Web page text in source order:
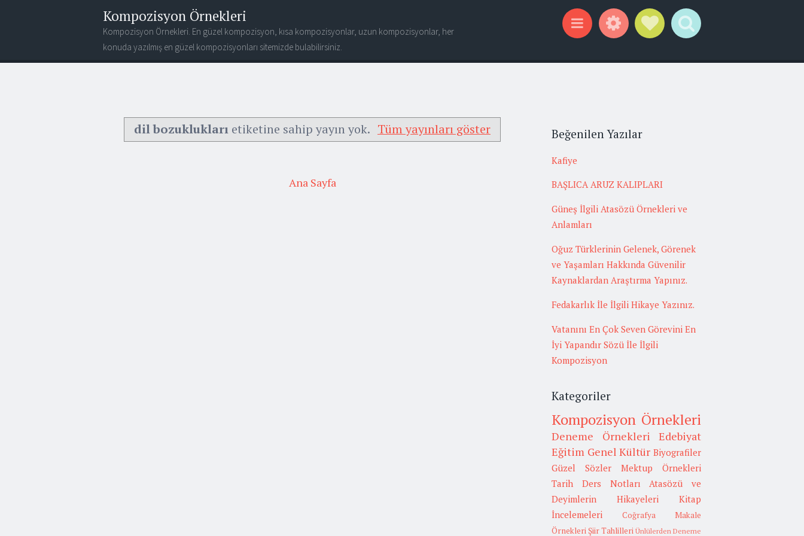
Kompozisyon Örnekleri
Kompozisyon Örnekleri. En güzel kompozisyon, kısa kompozisyonlar, uzun kompozisyonlar, her
konuda yazılmış en güzel kompozisyonları sitemizde bulabilirsiniz.
dil bozuklukları etiketine sahip yayın yok. Tüm yayınları göster
Ana Sayfa
Beğenilen Yazılar
Kafiye
BAŞLICA ARUZ KALIPLARI
Güneş İlgili Atasözü Örnekleri ve
Anlamları
Oğuz Türklerinin Gelenek, Görenek
ve Yaşamları Hakkında Güvenilir
Kaynaklardan Araştırma Yapınız.
Fedakarlık İle İlgili Hikaye Yazınız.
Vatanını En Çok Seven Görevini En
İyi Yapandır Sözü İle İlgili
Kompozisyon
Kategoriler
Kompozisyon Örnekleri
Deneme Örnekleri
Edebiyat
Eğitim Genel Kültür Biyografiler
Güzel Sözler
Mektup Örnekleri
Tarih
Ders Notları
Atasözü ve
Deyimlerin Hikayeleri
Kitap
İncelemeleri
Coğrafya
Makale
Örnekleri Şiir Tahlilleri Ünlülerden Deneme